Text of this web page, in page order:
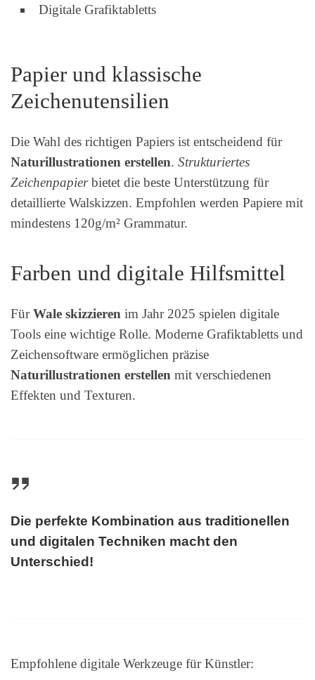
Digitale Grafiktabletts
Papier und klassische
Zeichenutensilien
Die Wahl des richtigen Papiers ist entscheidend für
Naturillustrationen erstellen. Strukturiertes
Zeichenpapierbietet die beste Unterstützung für
detaillierte Walskizzen. Empfohlen werden Papiere mit
mindestens 120g/m² Grammatur.
Farben und digitale Hilfsmittel
FürWale skizzieren im Jahr 2025 spielen digitale
Tools eine wichtige Rolle. Moderne Grafiktabletts und
Zeichensoftware ermöglichen präzise
Naturillustrationen erstellen mit verschiedenen
Effekten und Texturen.
Die perfekte Kombination aus traditionellen
und digitalen Techniken macht den
Unterschied!
Empfohlene digitale Werkzeuge für Künstler: